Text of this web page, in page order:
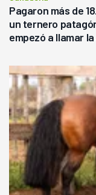
Pagaron más de
un ternero
empezó a llamar